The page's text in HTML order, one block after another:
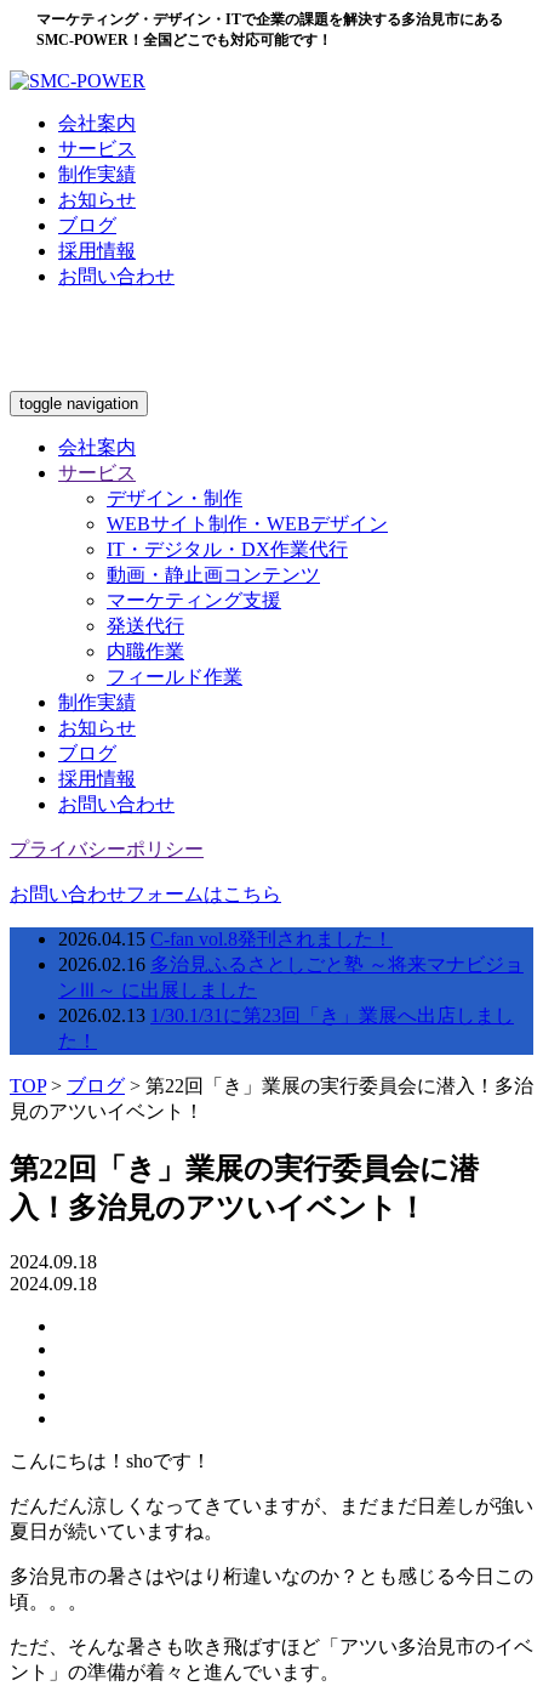
マーケティング・デザイン・ITで企業の課題を解決する多治見市にある
SMC-POWER！全国どこでも対応可能です！
会社案内
サービス
制作実績
お知らせ
ブログ
採用情報
お問い合わせ
toggle navigation
会社案内
サービス
デザイン・制作
WEBサイト制作・WEBデザイン
IT・デジタル・DX作業代行
動画・静止画コンテンツ
マーケティング支援
発送代行
内職作業
フィールド作業
制作実績
お知らせ
ブログ
採用情報
お問い合わせ
プライバシーポリシー
お問い合わせフォームはこちら
2026.04.15 C-fan vol.8発刊されました！
2026.02.16 多治見ふるさとしごと塾 ～将来マナビジョ
ンⅢ～ に出展しました
2026.02.13 1/30.1/31に第23回「き」業展へ出店しまし
た！
TOP> ブログ > 第22回「き」業展の実行委員会に潜入！多治
見のアツいイベント！
第22回「き」業展の実行委員会に潜
入！多治見のアツいイベント！
2024.09.18
2024.09.18
ッ
ク
マ
ク
有
有
共
こんにちは！shoです！
だんだん涼しくなってきていますが、まだまだ日差しが強い
夏日が続いていますね。
多治見市の暑さはやはり桁違いなのか？とも感じる今日この
頃。。。
ただ、そんな暑さも吹き飛ばすほど「アツい多治見市のイベ
ント」の準備が着々と進んでいます。